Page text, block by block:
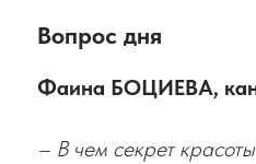
Вопрос дня
Фаина БОЦИЕВА,
– В чем секрет